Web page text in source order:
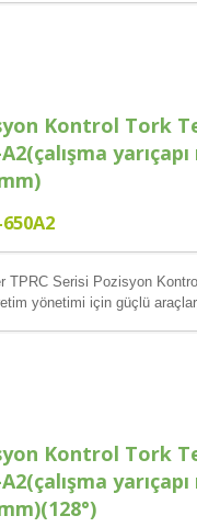
Kontrol Tork
TPRC Serisi Pozisyon
yönetimi için güçlü
Kontrol Tork